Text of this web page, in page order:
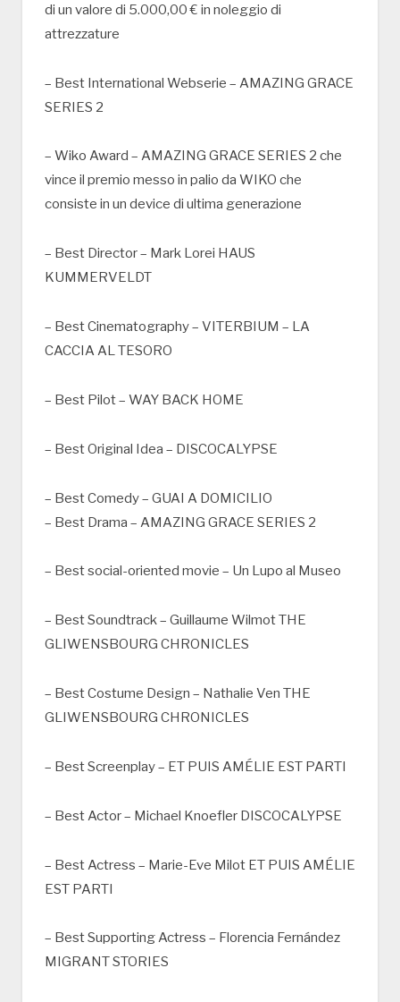
di un valore di 5.000,00 € in noleggio di
attrezzature
– Best International Webserie – AMAZING GRACE
SERIES 2
– Wiko Award – AMAZING GRACE SERIES 2 che
vince il premio messo in palio da WIKO che
consiste in un device di ultima generazione
– Best Director – Mark Lorei HAUS
KUMMERVELDT
– Best Cinematography – VITERBIUM – LA
CACCIA AL TESORO
– Best Pilot – WAY BACK HOME
– Best Original Idea – DISCOCALYPSE
– Best Comedy – GUAI A DOMICILIO
– Best Drama – AMAZING GRACE SERIES 2
– Best social-oriented movie – Un Lupo al Museo
– Best Soundtrack – Guillaume Wilmot THE
GLIWENSBOURG CHRONICLES
– Best Costume Design – Nathalie Ven THE
GLIWENSBOURG CHRONICLES
– Best Screenplay – ET PUIS AMÉLIE EST PARTI
– Best Actor – Michael Knoefler DISCOCALYPSE
– Best Actress – Marie-Eve Milot ET PUIS AMÉLIE
EST PARTI
– Best Supporting Actress – Florencia Fernández
MIGRANT STORIES